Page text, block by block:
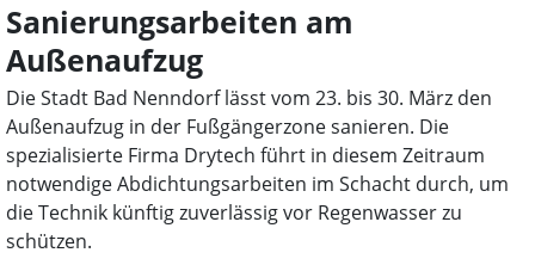
Sanierungsarbeiten am
Außenaufzug
Die Stadt Bad Nenndorf lässt vom 23. bis 30. März den
Außenaufzug in der Fußgängerzone sanieren. Die
spezialisierte Firma Drytech führt in diesem Zeitraum
notwendige Abdichtungsarbeiten im Schacht durch, um
die Technik künftig zuverlässig vor Regenwasser zu
schützen.